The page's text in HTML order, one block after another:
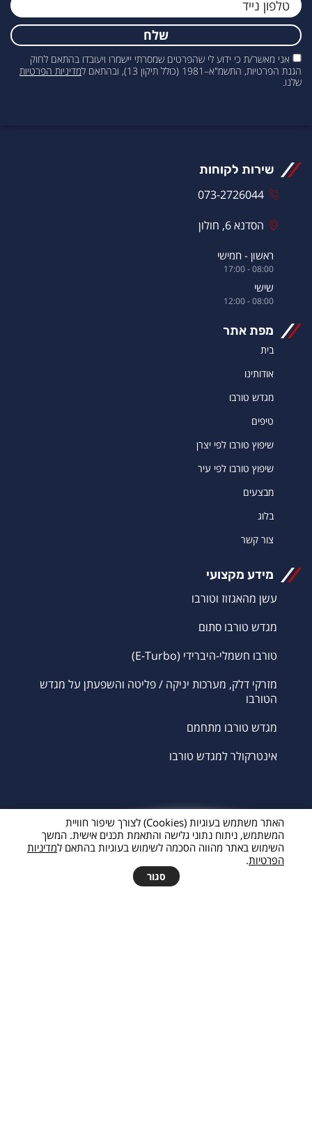
אני מאשר/ת כי ידוע לי שהפרטים שמסרתי יישמרו ויעובדו בהתאם לחוק
הגנת הפרטיות, התשמ"א–1981 (כולל תיקון 13), ובהתאם ל
מדיניות הפרטיות
שלנו.
שלח
שירות לקוחות
073-2726044
הסדנא 6, חולון
ראשון - חמישי
08:00 - 17:00
שישי
08:00 - 12:00
מפת אתר
בית
אודותינו
מגדש טורבו
טיפים
שיפוץ טורבו לפי יצרן
שיפוץ טורבו לפי עיר
מבצעים
בלוג
צור קשר
מידע מקצועי
עשן מהאגזוז וטורבו
מגדש טורבו סתום
טורבו חשמלי-היברידי (E-Turbo)
מזרקי דלק, מערכות יניקה / פליטה והשפעתן על מגדש
הטורבו
מגדש טורבו מתחמם
אינטרקולר למגדש טורבו
להצעת מחיר
האתר משתמש בעוגיות (Cookies) לצורך שיפור חוויית
המשתמש, ניתוח נתוני גלישה והתאמת תכנים אישית. המשך
השימוש באתר מהווה הסכמה לשימוש בעוגיות בהתאם למדיניות
הפרטיות.
סגור